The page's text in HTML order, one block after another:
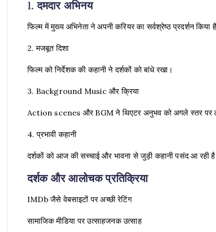
1. दमदार अभिनय
फिल्म में मुख्य अभिनेता ने अपनी करियर का सर्वश्रेष्ठ प्रदर्शन किया
2. मजबूत दिशा
फिल्म को निर्देशक की कहानी ने दर्शकों को बांधे रखा।
3. Background Music और क्रिया
Action scenes और BGM ने थिएटर अनुभव को अगले स्तर पर
4. प्रभावी कहानी
दर्शकों को आज की सच्चाई और भावना से जुड़ी कहानी पसंद आ रही
दर्शक और आलोचक प्रतिक्रिया
IMDb जैसे वेबसाइटों पर अच्छी रेटिंग
सामाजिक मीडिया पर उत्साहजनक उत्साह